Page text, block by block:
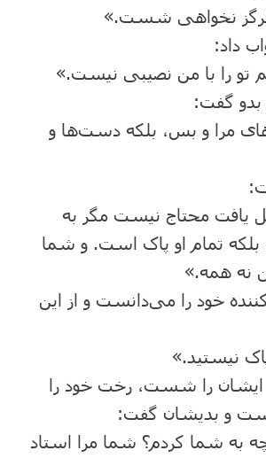
نخواهی شست.»
داد:
تو را با من نصیبی نیست.»
گفت:
مرا و بس، بلکه دست‌ها و
محتاج نیست مگر به
تمام او پاک است. و شما
نه همه.»
خود را می‌دانست و از این
نیستید.»
را شست، رخت خود را
و بدیشان گفت:
به شما کردم؟ شما مرا استاد